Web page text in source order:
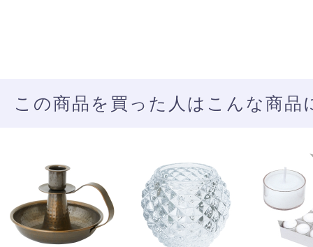
この商品を買った人はこんな商品